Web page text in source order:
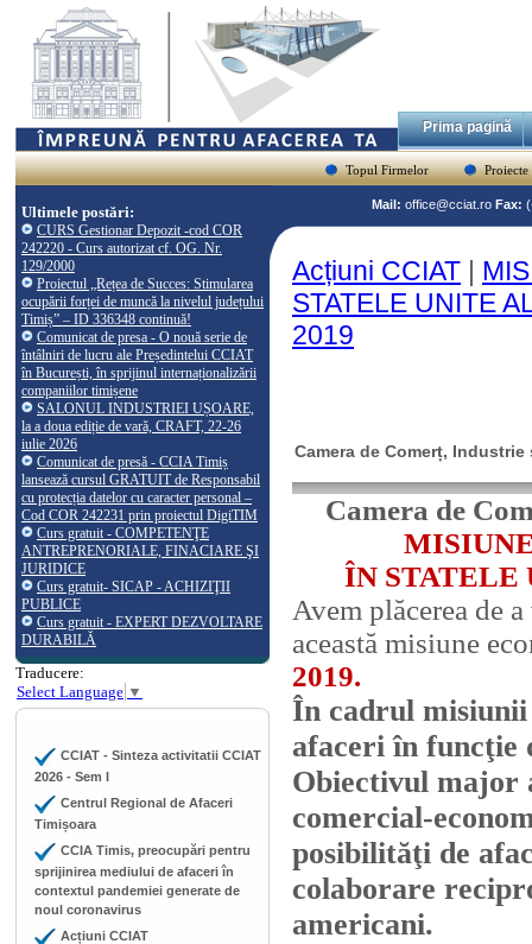
Prima pagină
Topul Firmelor Proiecte
Ultimele postări:
CURS Gestionar Depozit -cod COR
242220 - Curs autorizat cf. OG. Nr.
129/2000
Proiectul „Rețea de Succes: Stimularea
ocupării forței de muncă la nivelul județului
Timiș” – ID 336348 continuă!
Comunicat de presa - O nouă serie de
întâlniri de lucru ale Președintelui CCIAT
în București, în sprijinul internaționalizării
companiilor timișene
SALONUL INDUSTRIEI UȘOARE,
la a doua ediție de vară, CRAFT, 22-26
iulie 2026
Comunicat de presă - CCIA Timiș
lansează cursul GRATUIT de Responsabil
cu protecția datelor cu caracter personal –
Cod COR 242231 prin proiectul DigiTIM
Curs gratuit - COMPETENŢE
ANTREPRENORIALE, FINACIARE ŞI
JURIDICE
Curs gratuit- SICAP - ACHIZIŢII
PUBLICE
Curs gratuit - EXPERT DEZVOLTARE
DURABILĂ
Traducere:
Select Language ▼
CCIAT - Sinteza activitatii CCIAT
2026 - Sem I
Centrul Regional de Afaceri
Timișoara
CCIA Timis, preocupări pentru
sprijinirea mediului de afaceri în
contextul pandemiei generate de
noul coronavirus
Acțiuni CCIAT
Mail: office@cciat.ro Fax:
Acțiuni CCIAT |
STATELE UNITE
2019
Camera de Comerț,
Camera de
ÎN STATELE
Avem plăcerea de
această misiune
2019.
În cadrul
afaceri în funcţie
Obiectivul major
comercial-
posibilităţi de
colaborare
americani.